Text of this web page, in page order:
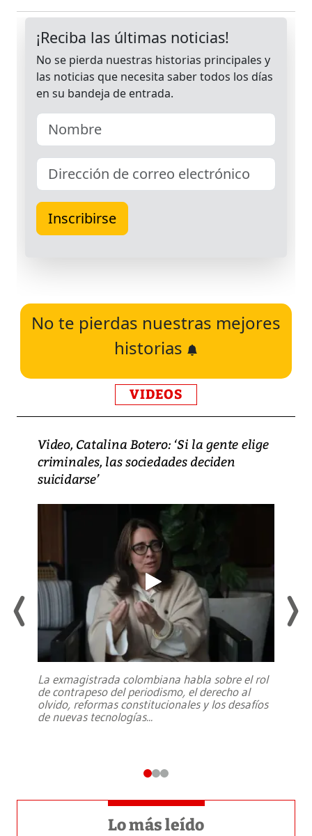
No te pierdas nuestras mejores
historias
VIDEOS
Video, Catalina Botero: ‘Si la gente elige
criminales, las sociedades deciden
suicidarse’
La exmagistrada colombiana habla sobre el rol
de contrapeso del periodismo, el derecho al
olvido, reformas constitucionales y los desafíos
de nuevas tecnologías...
Lo más leído